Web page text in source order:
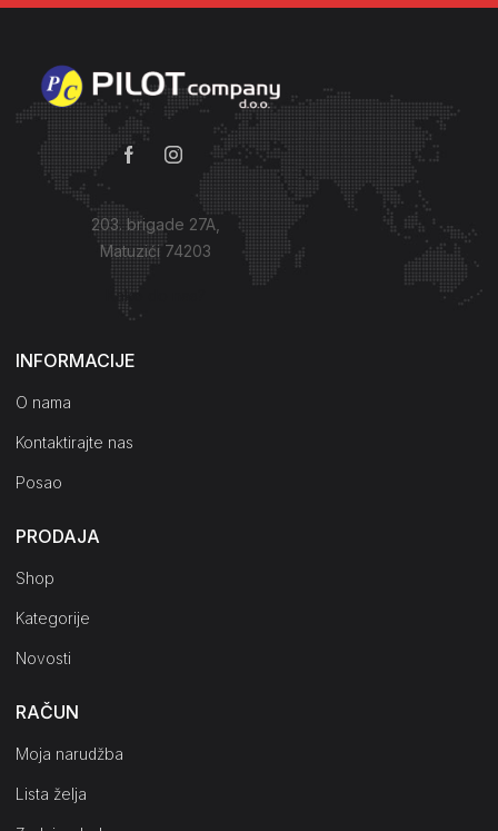
203. brigade 27A,
Matuzići 74203
Kako do nas?
INFORMACIJE
O nama
Kontaktirajte nas
Posao
PRODAJA
Shop
Kategorije
Novosti
RAČUN
Moja narudžba
Lista želja